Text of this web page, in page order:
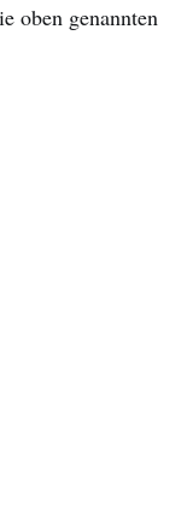
oben genannten